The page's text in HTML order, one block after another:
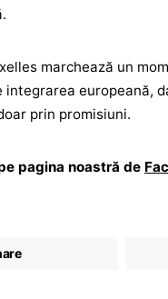
marchează un
integrarea europeană,
prin promisiuni.
pagina noastră de